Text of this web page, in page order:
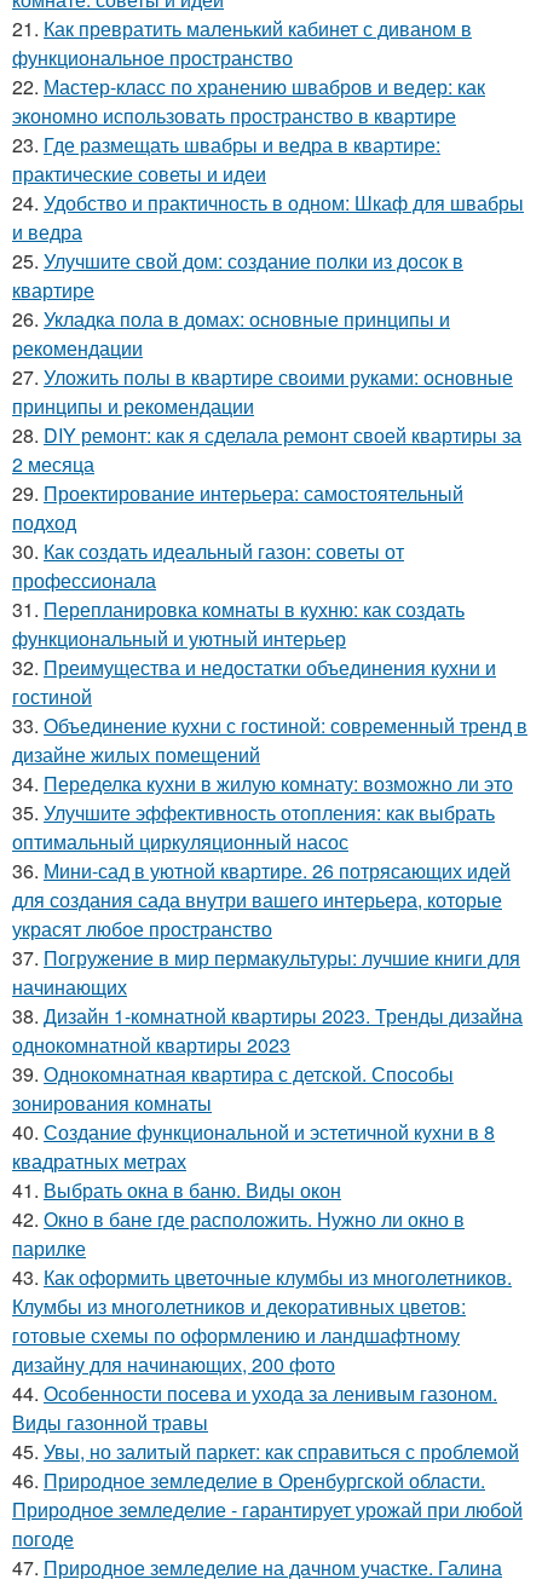
21. Как превратить маленький кабинет с диваном в
функциональное пространство
22. Мастер-класс по хранению швабров и ведер: как
экономно использовать пространство в квартире
23. Где размещать швабры и ведра в квартире:
практические советы и идеи
24. Удобство и практичность в одном: Шкаф для швабры
и ведра
25. Улучшите свой дом: создание полки из досок в
квартире
26. Укладка пола в домах: основные принципы и
рекомендации
27. Уложить полы в квартире своими руками: основные
принципы и рекомендации
28. DIY ремонт: как я сделала ремонт своей квартиры за
2 месяца
29. Проектирование интерьера: самостоятельный
подход
30. Как создать идеальный газон: советы от
профессионала
31. Перепланировка комнаты в кухню: как создать
функциональный и уютный интерьер
32. Преимущества и недостатки объединения кухни и
гостиной
33. Объединение кухни с гостиной: современный тренд в
дизайне жилых помещений
34. Переделка кухни в жилую комнату: возможно ли это
35. Улучшите эффективность отопления: как выбрать
оптимальный циркуляционный насос
36. Мини-сад в уютной квартире. 26 потрясающих идей
для создания сада внутри вашего интерьера, которые
украсят любое пространство
37. Погружение в мир пермакультуры: лучшие книги для
начинающих
38. Дизайн 1-комнатной квартиры 2023. Тренды дизайна
однокомнатной квартиры 2023
39. Однокомнатная квартира с детской. Способы
зонирования комнаты
40. Создание функциональной и эстетичной кухни в 8
квадратных метрах
41. Выбрать окна в баню. Виды окон
42. Окно в бане где расположить. Нужно ли окно в
парилке
43. Как оформить цветочные клумбы из многолетников.
Клумбы из многолетников и декоративных цветов:
готовые схемы по оформлению и ландшафтному
дизайну для начинающих, 200 фото
44. Особенности посева и ухода за ленивым газоном.
Виды газонной травы
45. Увы, но залитый паркет: как справиться с проблемой
46. Природное земледелие в Оренбургской области.
Природное земледелие - гарантирует урожай при любой
погоде
47. Природное земледелие на дачном участке. Галина